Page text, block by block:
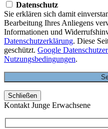
Datenschutz
Sie erklären sich damit
Bearbeitung Ihres Anliegens
Informationen und
Datenschutzerklärung. Diese
geschützt. Google
Nutzungsbedingungen.
Schließen
Kontakt Junge Erwachsene